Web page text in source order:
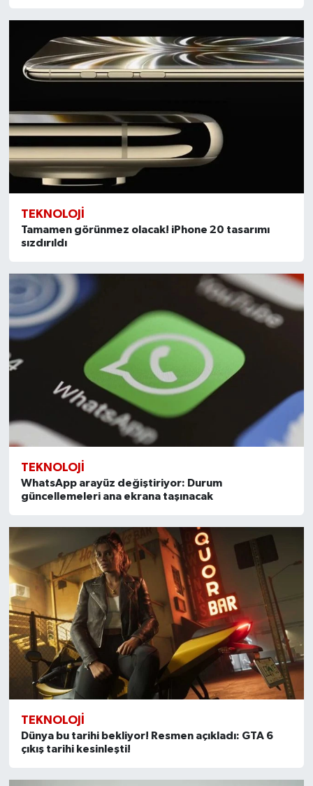
TEKNOLOJI
Tamamen görünmez olacak! iPhone 20 tasarımı
sızdırıldı
TEKNOLOJI
WhatsApp arayüz değiştiriyor: Durum
güncellemeleri ana ekrana taşınacak
TEKNOLOJI
Dünya bu tarihi bekliyor! Resmen açıkladı: GTA 6
çıkış tarihi kesinleşti!